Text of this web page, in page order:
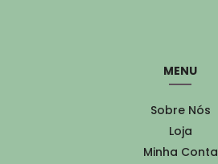
MENU
Sobre Nós
Loja
Minha Conta